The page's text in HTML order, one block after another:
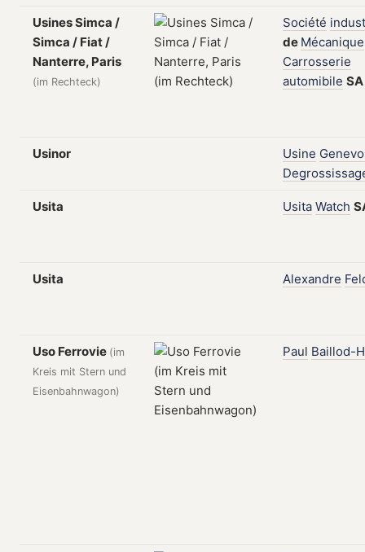
Usines Simca /
Simca / Fiat /
Nanterre, Paris
(im Rechteck)
Société
de Mécanique
Carrosserie
automibile SA
Usinor Usine
Usita Usita Watch
Usita Alexandre
Uso Ferrovie (im
Kreis mit Stern und
Eisenbahnwagon)
Paul Baillod-